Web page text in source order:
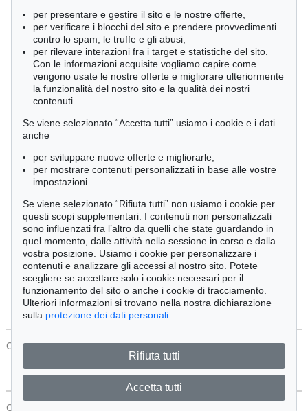
Lifestyle
Pietre miliari delle scienze naturali
Letteratura classica
Economia e diritto
Meraviglie della natura
Cimelia
Ordine:
Tutti gli oggetti
Solo offerte attuali
Solo oggetti venduti
Cerca
CONTATTI Protezione Dei Dati
CONTATTI
per presentare e gestire il sito e le nostre offerte,
per verificare i blocchi del sito e prendere provvedimenti
contro lo spam, le truffe e gli abusi,
per rilevare interazioni fra i target e statistiche del sito.
Con le informazioni acquisite vogliamo capire come
vengono usate le nostre offerte e migliorare ulteriormente
la funzionalità del nostro sito e la qualità dei nostri
contenuti.
Se viene selezionato “Accetta tutti” usiamo i cookie e i dati
anche
per sviluppare nuove offerte e migliorarle,
per mostrare contenuti personalizzati in base alle vostre
impostazioni.
Se viene selezionato “Rifiuta tutti” non usiamo i cookie per
questi scopi supplementari. I contenuti non personalizzati
sono influenzati fra l’altro da quelli che state guardando in
quel momento, dalle attività nella sessione in corso e dalla
vostra posizione. Usiamo i cookie per personalizzare i
contenuti e analizzare gli accessi al nostro sito. Potete
scegliere se accettare solo i cookie necessari per il
funzionamento del sito o anche i cookie di tracciamento.
Ulteriori informazioni si trovano nella nostra dichiarazione
sulla protezione dei dati personali
Rifiuta tutti
Accetta tutti